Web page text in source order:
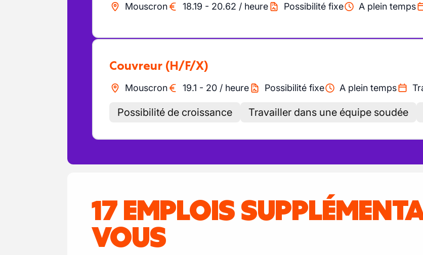
Mouscron 18.19 - 20.62 / heure Possibilité fixe A plein temps
Couvreur (H/F/X)
Mouscron 19.1 - 20 / heure Possibilité fixe A plein temps
Possibilité de croissance Travailler dans une équipe soudée
17 EMPLOIS
VOUS